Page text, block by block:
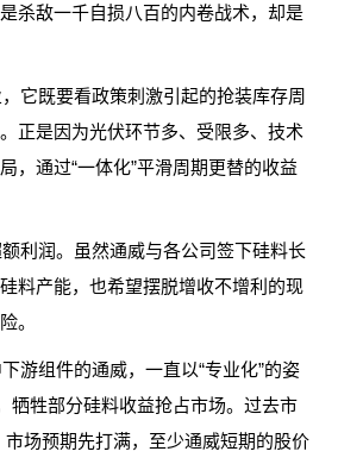
杀敌一千自损八百的内卷战术，却是
它既要看政策刺激引起的抢装库存周
正是因为光伏环节多、受限多、技术
，通过“一体化”平滑周期更替的收益
利润。虽然通威与各公司签下硅料长
料产能，也希望摆脱增收不增利的现
。
游组件的通威，一直以“专业化”的姿
牺牲部分硅料收益抢占市场。过去市
场预期先打满，至少通威短期的股价